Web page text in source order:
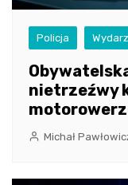
Policja
nietrzeźwy
Michał